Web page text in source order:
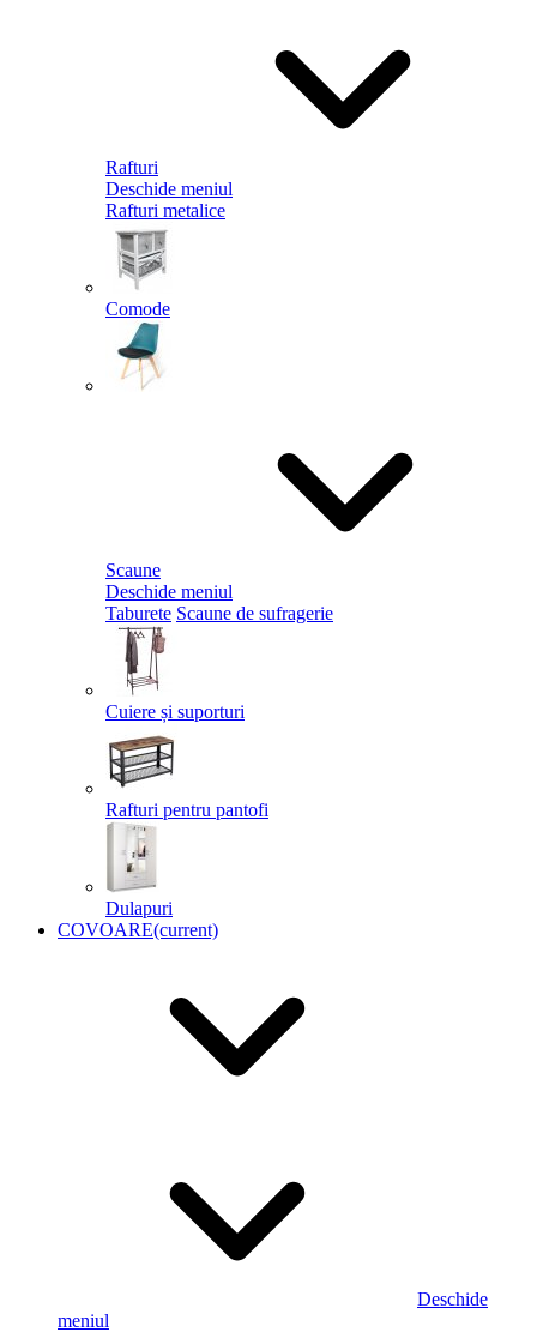
Rafturi
Deschide meniul
Rafturi metalice
Comode
Scaune
Deschide meniul
Taburete Scaune de sufragerie
Cuiere și suporturi
Rafturi pentru pantofi
Dulapuri
COVOARE(current)
Deschide
meniul